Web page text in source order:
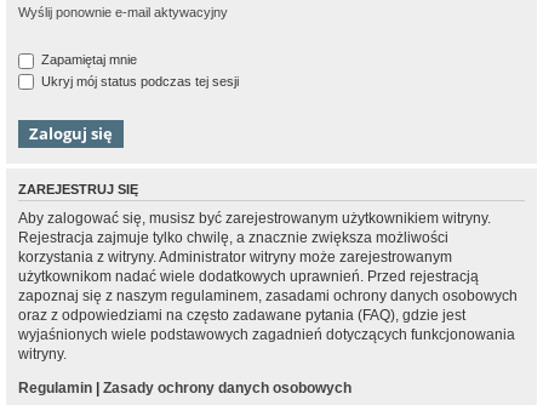
Wyślij ponownie e-mail aktywacyjny
Zapamiętaj mnie
Ukryj mój status podczas tej sesji
ZAREJESTRUJ SIĘ
Aby zalogować się, musisz być zarejestrowanym użytkownikiem witryny.
Rejestracja zajmuje tylko chwilę, a znacznie zwiększa możliwości
korzystania z witryny. Administrator witryny może zarejestrowanym
użytkownikom nadać wiele dodatkowych uprawnień. Przed rejestracją
zapoznaj się z naszym regulaminem, zasadami ochrony danych osobowych
oraz z odpowiedziami na często zadawane pytania (FAQ), gdzie jest
wyjaśnionych wiele podstawowych zagadnień dotyczących funkcjonowania
witryny.
Regulamin | Zasady ochrony danych osobowych